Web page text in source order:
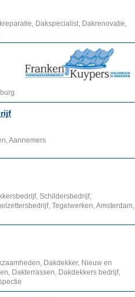
Dakspecialist, Dakrenovatie,
Aannemers
Schildersbedrijf,
Tegelwerken, Amsterdam,
Dakdekker, Nieuw en
Dakterrassen, Dakdekkers bedrijf,